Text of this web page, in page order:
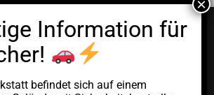
© EV Clinic 2026
Datenschutzerklärung
Diagnosen und Reparaturen werden
der autorisierten juristischen Person
befindet sich auf einem